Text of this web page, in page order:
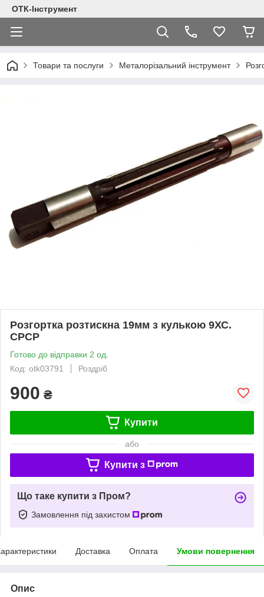
ОТК-Інструмент
Товари та послуги Металорізальний інструмент
Розгортка розтискна 19мм з кулькою 9ХС.
СРСР
Готово до відправки 2 од.
Код: otk03791
Роздріб
900 ₴
Купити
або
Купити з
Що таке купити з Пром?
Замовлення під захистом
Доставка Оплата Умови повернення
Опис